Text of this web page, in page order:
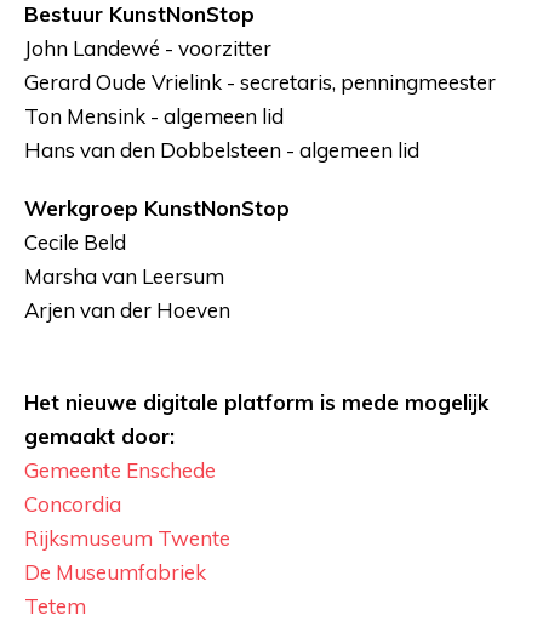
Bestuur KunstNonStop
John Landewé - voorzitter
Gerard Oude Vrielink - secretaris, penningmeester
Ton Mensink - algemeen lid
Hans van den Dobbelsteen - algemeen lid
Werkgroep KunstNonStop
Cecile Beld
Marsha van Leersum
Arjen van der Hoeven
Het nieuwe digitale platform is mede mogelijk
gemaakt door:
Gemeente Enschede
Concordia
Rijksmuseum Twente
De Museumfabriek
Tetem